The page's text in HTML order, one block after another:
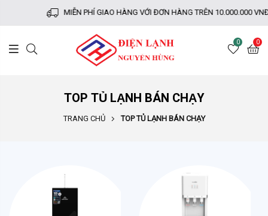
MIỄN PHÍ GIAO HÀNG VỚI ĐƠN HÀNG TRÊN 10.000.000 VNĐ
0 0
TOP TỦ LẠNH BÁN CHẠY
TRANG CHỦ TOP TỦ LẠNH BÁN CHẠY